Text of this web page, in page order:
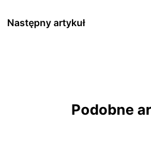
Następny artykuł
Podobne